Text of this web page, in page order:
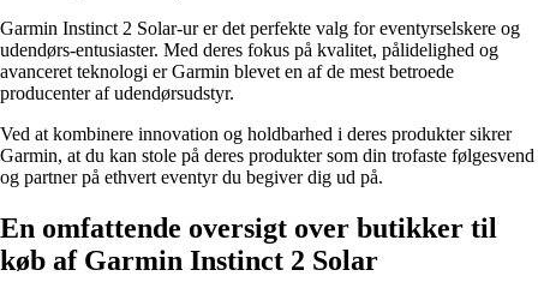
Garmin Instinct 2 Solar-ur er det perfekte valg for eventyrselskere og
udendørs-entusiaster. Med deres fokus på kvalitet, pålidelighed og
avanceret teknologi er Garmin blevet en af ​​de mest betroede
producenter af udendørsudstyr.
Ved at kombinere innovation og holdbarhed i deres produkter sikrer
Garmin, at du kan stole på deres produkter som din trofaste følgesvend
og partner på ethvert eventyr du begiver dig ud på.
En omfattende oversigt over butikker til
køb af Garmin Instinct 2 Solar